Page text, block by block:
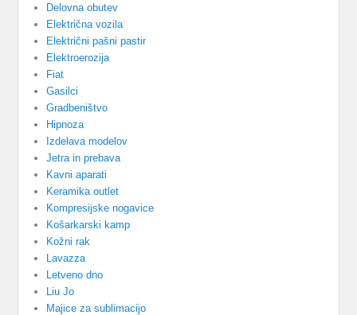
Delovna obutev
Električna vozila
Električni pašni pastir
Elektroerozija
Fiat
Gasilci
Gradbeništvo
Hipnoza
Izdelava modelov
Jetra in prebava
Kavni aparati
Keramika outlet
Kompresijske nogavice
Košarkarski kamp
Kožni rak
Lavazza
Letveno dno
Liu Jo
Majice za sublimacijo